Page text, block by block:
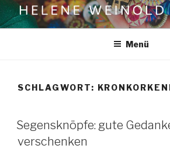
Menü
SCHLAGWORT:
Segensknöpfe: gute
verschenken